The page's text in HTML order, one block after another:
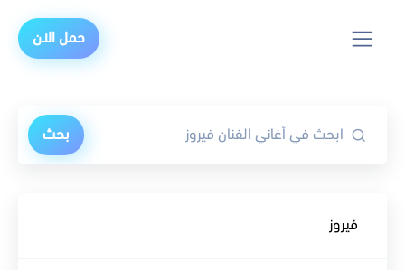
حمل الان
بحث
فيروز